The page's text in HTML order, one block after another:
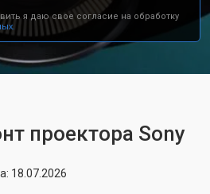
я даю свое согласие на обработку
проектора Sony
18.07.2026